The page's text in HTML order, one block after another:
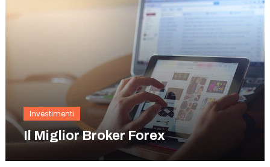
Investimenti
Il Miglior Broker Forex